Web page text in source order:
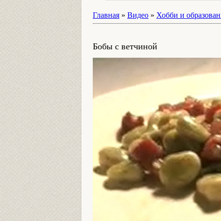
Главная » Видео » Хобби и
Бобы с ветчиной